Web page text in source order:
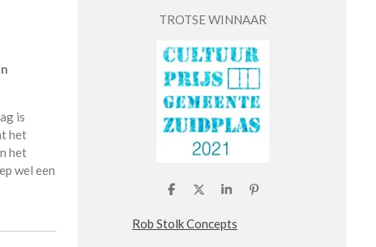
is
het
het
wel een
TROTSE WINNAAR
D
e
D
l
S
a
r
P
Rob Stolk Concepts